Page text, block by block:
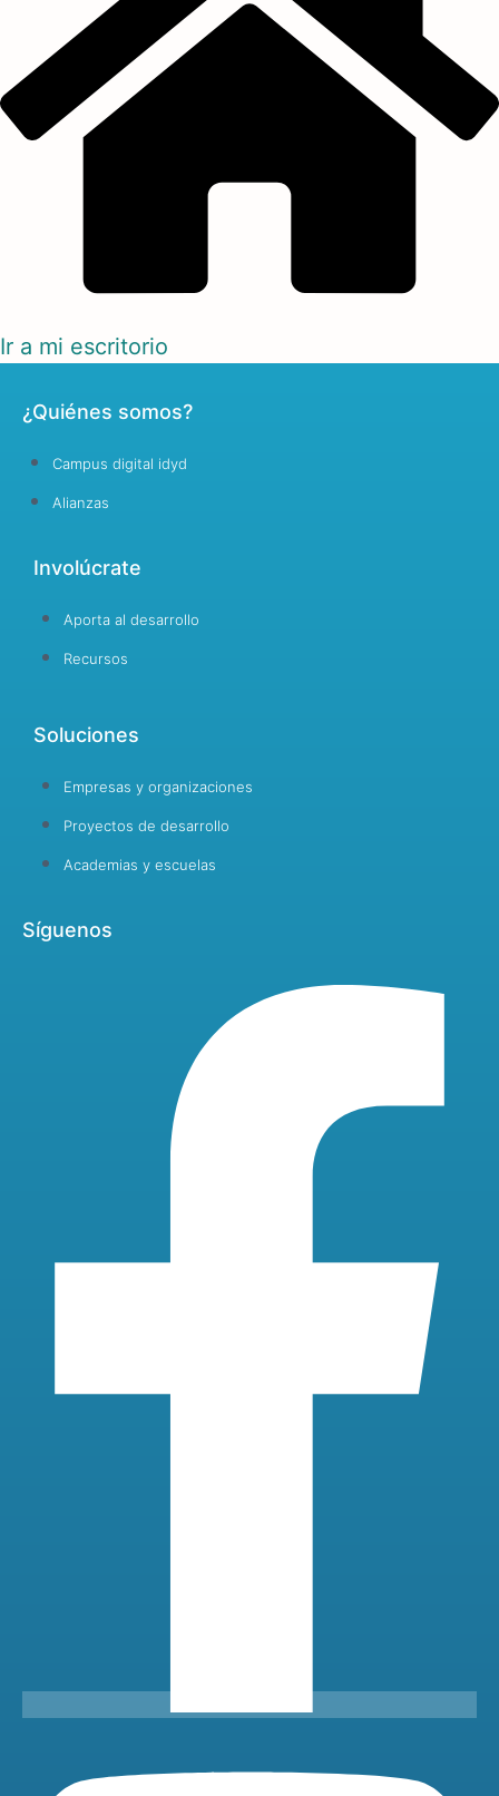
Ir a mi escritorio
¿Quiénes somos?
Campus digital idyd
Alianzas
Involúcrate
Aporta al desarrollo
Recursos
Soluciones
Empresas y organizaciones
Proyectos de desarrollo
Academias y escuelas
Síguenos